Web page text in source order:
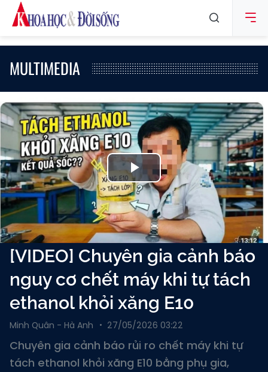
MULTIMEDIA
Play
Video
[VIDEO] Chuyên gia cảnh báo
nguy cơ chết máy khi tự tách
ethanol khỏi xăng E10
Minh Quân - Hà Anh 27/05/2026 03:22
Chuyên gia cảnh báo rủi ro chết máy khi tự
tách ethanol khỏi xăng E10 bằng phụ gia,